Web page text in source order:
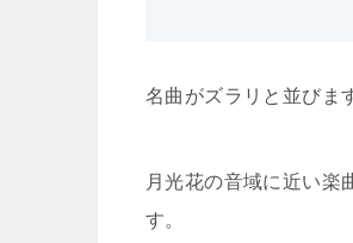
名曲がズラリと並びま
月光花の音域に近い楽
す。